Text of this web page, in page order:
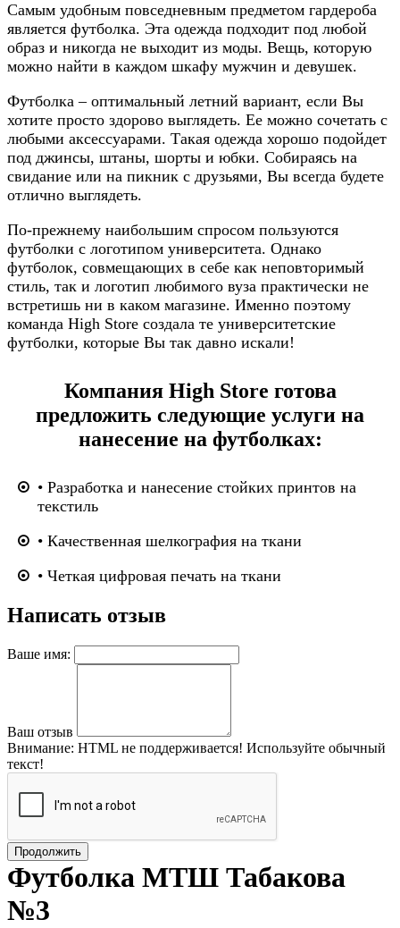
Самым удобным повседневным предметом гардероба
является футболка. Эта одежда подходит под любой
образ и никогда не выходит из моды. Вещь, которую
можно найти в каждом шкафу мужчин и девушек.
Футболка – оптимальный летний вариант, если Вы
хотите просто здорово выглядеть. Ее можно сочетать с
любыми аксессуарами. Такая одежда хорошо подойдет
под джинсы, штаны, шорты и юбки. Собираясь на
свидание или на пикник с друзьями, Вы всегда будете
отлично выглядеть.
По-прежнему наибольшим спросом пользуются
футболки с логотипом университета. Однако
футболок, совмещающих в себе как неповторимый
стиль, так и логотип любимого вуза практически не
встретишь ни в каком магазине. Именно поэтому
команда High Store создала те университетские
футболки, которые Вы так давно искали!
Компания High Store готова
предложить следующие услуги на
нанесение на футболках:
• Разработка и нанесение стойких принтов на
текстиль
• Качественная шелкография на ткани
• Четкая цифровая печать на ткани
Написать отзыв
Ваше имя:
Ваш отзыв
Внимание: HTML не поддерживается! Используйте обычный
текст!
Продолжить
Футболка МТШ Табакова
№3